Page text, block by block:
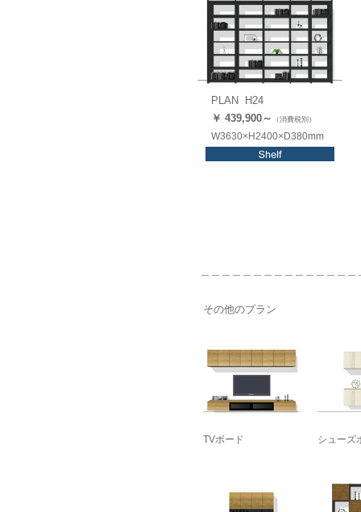
PLAN H24
￥ 439,900～ （消費税別）
W3630×H2400×D380mm
その他のプラン
TVボード シューズ